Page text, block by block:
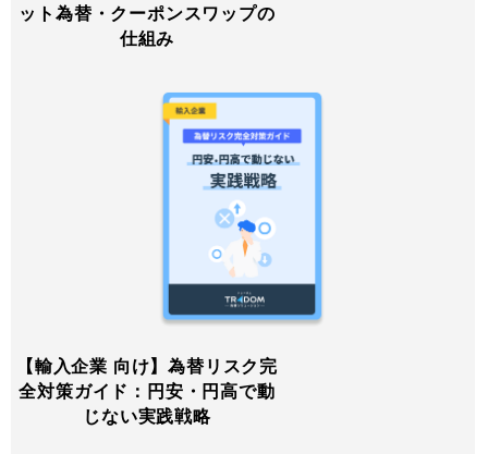
ット為替・クーポンスワップの
仕組み
【輸入企業 向け】為替リスク完
全対策ガイド：円安・円高で動
じない実践戦略